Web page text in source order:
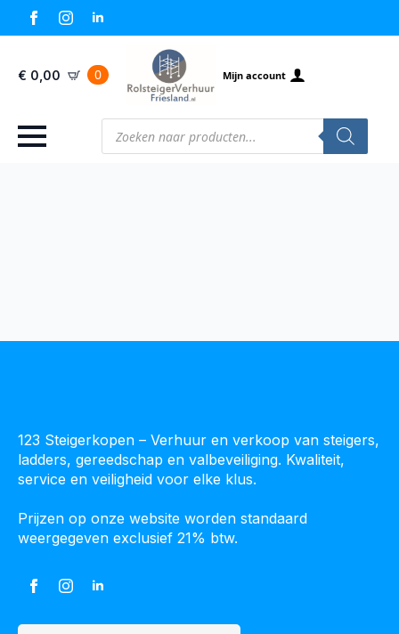
€ 0,00 0 Mijn account
Producten
zoeken
123 Steigerkopen – Verhuur en verkoop van steigers,
ladders, gereedschap en valbeveiliging. Kwaliteit,
service en veiligheid voor elke klus.
Prijzen op onze website worden standaard
weergegeven exclusief 21% btw.